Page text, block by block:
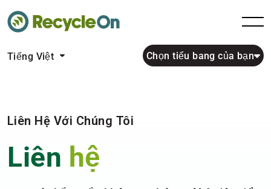
Tiếng Việt Chọn tiểu bang của bạn
Liên Hệ Với Chúng Tôi
Liên hệ